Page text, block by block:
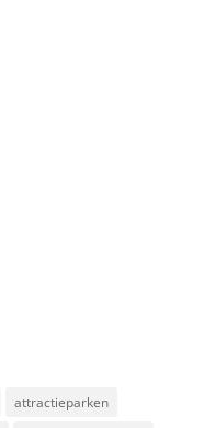
attractieparken